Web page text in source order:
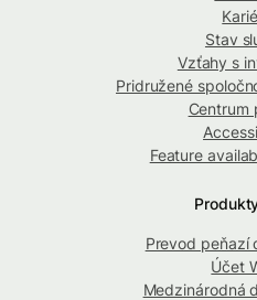
Stav
Vzťahy s
Pridružené
Centrum
Feature
Prevod peňazí
Účet
Medzinárodná